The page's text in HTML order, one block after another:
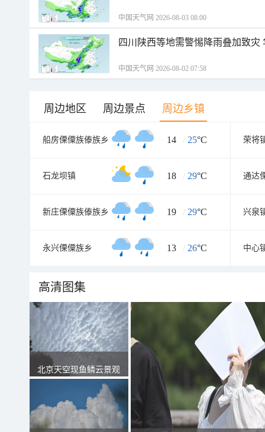
中国天气网 2026-08-03 08:00
四川陕西等地需警惕降雨叠加致
中国天气网 2026-08-02 07:58
周边地区 周边景点 周边乡镇
船房傈僳族傣族乡 14 / 25°C 荣将
石龙坝镇 18 / 29°C 通达
新庄傈僳族傣族乡 19 / 29°C 兴泉
永兴傈僳族乡 13 / 26°C 中心
高清图集
北京天空现鱼鳞云景观